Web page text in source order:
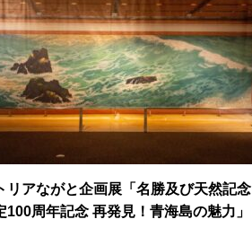
リアながと企画展「名勝及び天然記念
100周年記念 再発見！青海島の魅力」